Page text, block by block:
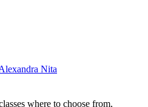
Nita
where to choose from,